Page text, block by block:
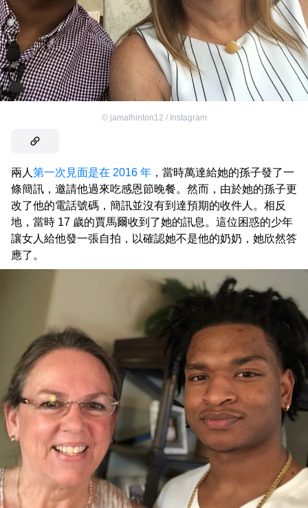
© jamalhinton12 / Instagram
兩人 第一次見面是在 2016 年 ，當時萬達給她的孫子發了一
條簡訊，邀請他過來吃感恩節晚餐。然而，由於她的孫子更
改了他的電話號碼，簡訊並沒有到達預期的收件人。相反
地，當時 17 歲的賈馬爾收到了她的訊息。這位困惑的少年
讓女人給他發一張自拍，以確認她不是他的奶奶，她欣然答
應了。